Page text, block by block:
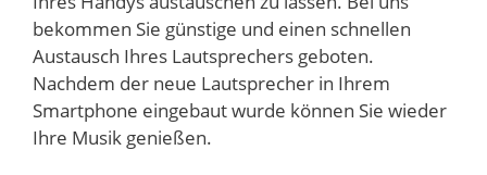
bekommen Sie günstige und einen schnellen
Austausch Ihres Lautsprechers geboten.
Nachdem der neue Lautsprecher in Ihrem
Smartphone eingebaut wurde können Sie wieder
Ihre Musik genießen.